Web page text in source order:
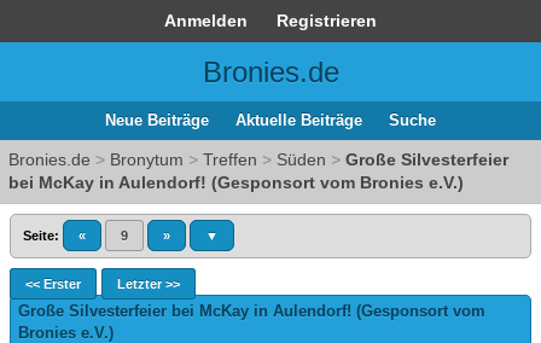
Anmelden Registrieren
Bronies.de
Neue Beiträge Aktuelle Beiträge Suche
Bronies.de > Bronytum > Treffen > Süden > Große Silvesterfeier
bei McKay in Aulendorf! (Gesponsort vom Bronies e.V.)
Seite: « 9 » ▼
<< Erster Letzter >>
Große Silvesterfeier bei McKay in Aulendorf! (Gesponsort vom
Bronies e.V.)